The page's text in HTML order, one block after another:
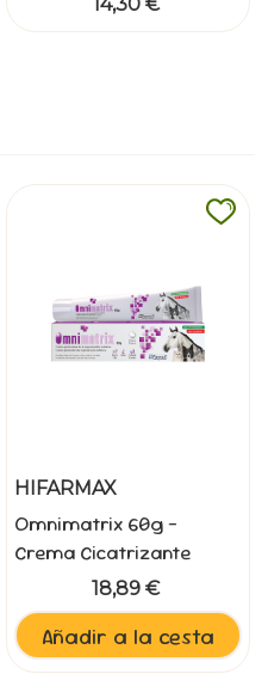
HIFARMAX
Omnimatrix 60g -
Crema Cicatrizante
Rápida para Heridas
18,89 €
Añadir a la cesta